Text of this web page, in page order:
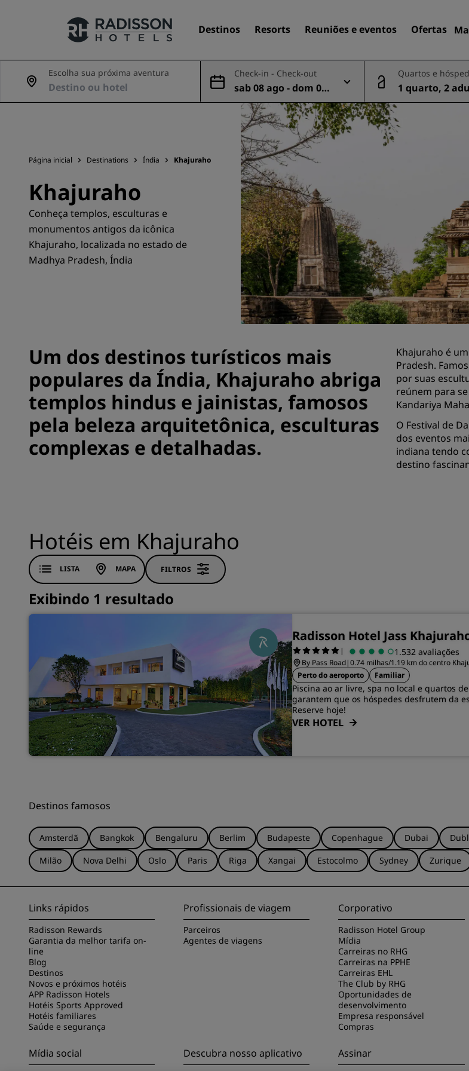
Destinos Resorts Reuniões e eventos Ofertas
Nossas marcas
Encontre
Hotéis de
Novos e
Reuniões
Descubra o
Reserve
reuniões
Solicitar
Destinos
Pesquisar
Pesquisar
Procurar
Escolha sua próxima aventura Check-in - Check-out
sab 08 ago - dom 09
ago
Quartos e
1 quarto, 2
Página inicial Destinations Índia Khajuraho
Khajuraho
Conheça templos, esculturas e
monumentos antigos da icônica
Khajuraho, localizada no estado de
Madhya Pradesh, Índia
Um dos destinos turísticos mais
populares da Índia, Khajuraho abriga
templos hindus e jainistas, famosos
pela beleza arquitetônica, esculturas
complexas e detalhadas.
Khajuraho é
Pradesh.
por suas
reúnem para
Kandariya
O Festival de
dos eventos
indiana tendo
destino
Hotéis em Khajuraho
LISTA MAPA FILTROS
Exibindo 1 resultado
Radisson Hotel Jass
| 1.532 avaliações
By Pass Road|0.74 milhas/1.19 km do centro
Perto do aeroporto
Familiar
Piscina ao ar livre, spa no local e quartos
garantem que os hóspedes desfrutem da
Reserve hoje!
VER HOTEL
Destinos famosos
Amsterdã Bangkok Bengaluru Berlim Budapeste Copenhague Dubai
Milão
Nova Delhi Oslo Paris Riga Xangai Estocolmo Sydney Zurique
Links rápidos
Radisson Rewards
Garantia da melhor tarifa on-
line
Blog
Destinos
Novos e próximos hotéis
APP Radisson Hotels
Hotéis Sports Approved
Hotéis familiares
Saúde e segurança
Profissionais de viagem
Parceiros
Agentes de viagens
Corporativo
Radisson Hotel Group
Mídia
Carreiras no RHG
Carreiras na PPHE
Carreiras EHL
The Club by RHG
Oportunidades de
desenvolvimento
Empresa responsável
Compras
Mídia social Descubra nosso aplicativo Assinar